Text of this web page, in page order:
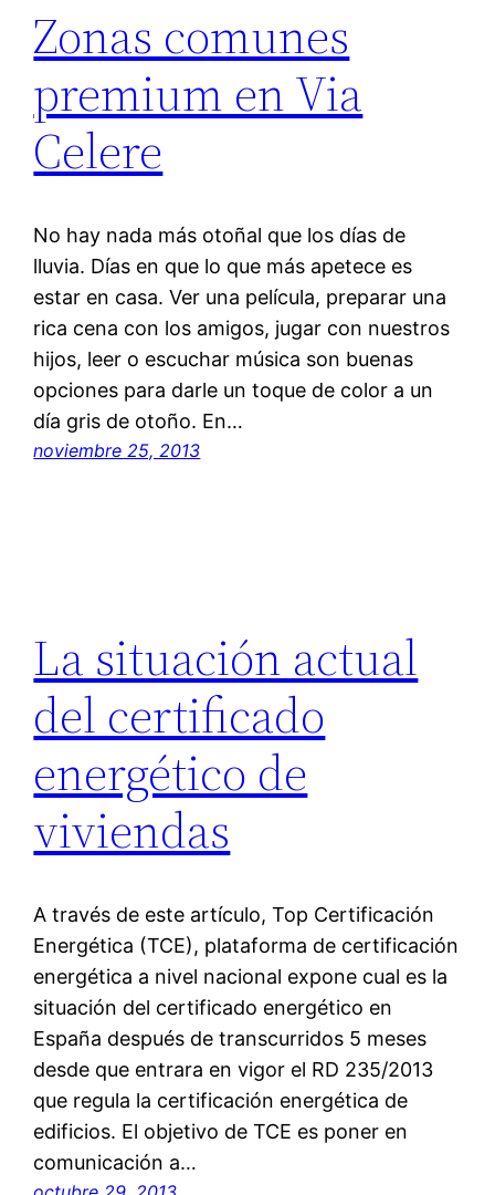
Zonas comunes
premium en Via
Celere
No hay nada más otoñal que los días de
lluvia. Días en que lo que más apetece es
estar en casa. Ver una película, preparar una
rica cena con los amigos, jugar con nuestros
hijos, leer o escuchar música son buenas
opciones para darle un toque de color a un
día gris de otoño. En…
noviembre 25, 2013
La situación actual
del certificado
energético de
viviendas
A través de este artículo, Top Certificación
Energética (TCE), plataforma de certificación
energética a nivel nacional expone cual es la
situación del certificado energético en
España después de transcurridos 5 meses
desde que entrara en vigor el RD 235/2013
que regula la certificación energética de
edificios. El objetivo de TCE es poner en
comunicación a…